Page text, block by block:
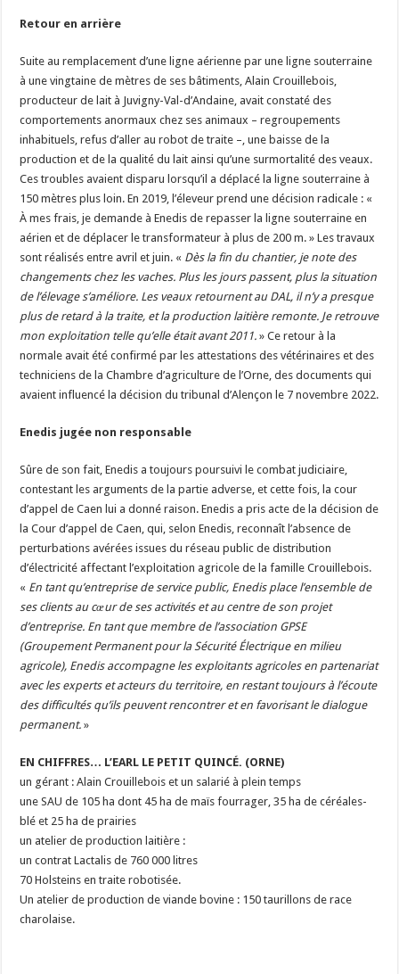
Retour en arrière
Suite au remplacement d’une ligne aérienne par une ligne souterraine
à une vingtaine de mètres de ses bâtiments, Alain Crouillebois,
producteur de lait à Juvigny-Val-d’Andaine, avait constaté des
comportements anormaux chez ses animaux – regroupements
inhabituels, refus d’aller au robot de traite –, une baisse de la
production et de la qualité du lait ainsi qu’une surmortalité des veaux.
Ces troubles avaient disparu lorsqu’il a déplacé la ligne souterraine à
150 mètres plus loin. En 2019, l’éleveur prend une décision radicale : «
À mes frais, je demande à Enedis de repasser la ligne souterraine en
aérien et de déplacer le transformateur à plus de 200 m. » Les travaux
sont réalisés entre avril et juin. « Dès la fin du chantier, je note des
changements chez les vaches. Plus les jours passent, plus la situation
de l’élevage s’améliore. Les veaux retournent au DAL, il n’y a presque
plus de retard à la traite, et la production laitière remonte. Je retrouve
mon exploitation telle qu’elle était avant 2011. » Ce retour à la
normale avait été confirmé par les attestations des vétérinaires et des
techniciens de la Chambre d’agriculture de l’Orne, des documents qui
avaient influencé la décision du tribunal d’Alençon le 7 novembre 2022.
Enedis jugée non responsable
Sûre de son fait, Enedis a toujours poursuivi le combat judiciaire,
contestant les arguments de la partie adverse, et cette fois, la cour
d’appel de Caen lui a donné raison. Enedis a pris acte de la décision de
la Cour d’appel de Caen, qui, selon Enedis, reconnaît l’absence de
perturbations avérées issues du réseau public de distribution
d’électricité affectant l’exploitation agricole de la famille Crouillebois.
« En tant qu’entreprise de service public, Enedis place l’ensemble de
ses clients au cœur de ses activités et au centre de son projet
d’entreprise. En tant que membre de l’association GPSE
(Groupement Permanent pour la Sécurité Électrique en milieu
agricole), Enedis accompagne les exploitants agricoles en partenariat
avec les experts et acteurs du territoire, en restant toujours à l’écoute
des difficultés qu’ils peuvent rencontrer et en favorisant le dialogue
permanent. »
EN CHIFFRES… L’EARL LE PETIT QUINCÉ. (ORNE)
un gérant : Alain Crouillebois et un salarié à plein temps
une SAU de 105 ha dont 45 ha de maïs fourrager, 35 ha de céréales-
blé et 25 ha de prairies
un atelier de production laitière :
un contrat Lactalis de 760 000 litres
70 Holsteins en traite robotisée.
Un atelier de production de viande bovine : 150 taurillons de race
charolaise.